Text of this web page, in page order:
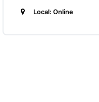
Local: Online